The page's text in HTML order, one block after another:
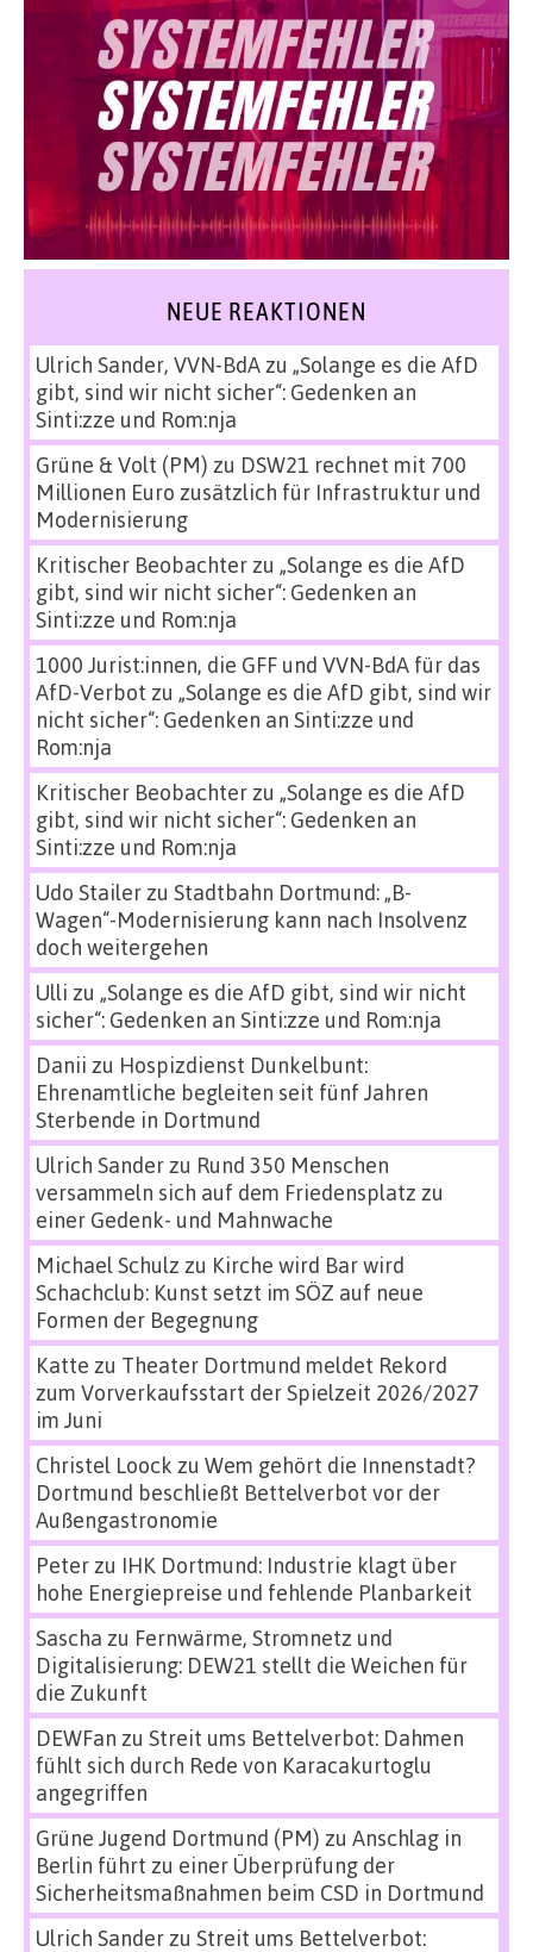
NEUE REAKTIONEN
Ulrich Sander, VVN-BdAzu „Solange es die AfD
gibt, sind wir nicht sicher“: Gedenken an
Sinti:zze und Rom:nja
Grüne & Volt (PM) zu DSW21 rechnet mit 700
Millionen Euro zusätzlich für Infrastruktur und
Modernisierung
Kritischer Beobachterzu „Solange es die AfD
gibt, sind wir nicht sicher“: Gedenken an
Sinti:zze und Rom:nja
1000 Jurist:innen, die GFF und VVN-BdA für das
AfD-Verbot zu „Solange es die AfD gibt, sind wir
nicht sicher“: Gedenken an Sinti:zze und
Rom:nja
Kritischer Beobachterzu „Solange es die AfD
gibt, sind wir nicht sicher“: Gedenken an
Sinti:zze und Rom:nja
Udo Stailerzu Stadtbahn Dortmund: „B-
Wagen“-Modernisierung kann nach Insolvenz
doch weitergehen
Ulli zu „Solange es die AfD gibt, sind wir nicht
sicher“: Gedenken an Sinti:zze und Rom:nja
Danii zu Hospizdienst Dunkelbunt:
Ehrenamtliche begleiten seit fünf Jahren
Sterbende in Dortmund
Ulrich Sanderzu Rund 350 Menschen
versammeln sich auf dem Friedensplatz zu
einer Gedenk- und Mahnwache
Michael Schulz zu Kirche wird Bar wird
Schachclub: Kunst setzt im SÖZ auf neue
Formen der Begegnung
Katte zu Theater Dortmund meldet Rekord
zum Vorverkaufsstart der Spielzeit 2026/2027
im Juni
Christel Loock zu Wem gehört die Innenstadt?
Dortmund beschließt Bettelverbot vor der
Außengastronomie
Peterzu IHK Dortmund: Industrie klagt über
hohe Energiepreise und fehlende Planbarkeit
Sascha zu Fernwärme, Stromnetz und
Digitalisierung: DEW21 stellt die Weichen für
die Zukunft
DEWFan zu Streit ums Bettelverbot: Dahmen
fühlt sich durch Rede von Karacakurtoglu
angegriffen
Grüne Jugend Dortmund (PM) zu Anschlag in
Berlin führt zu einer Überprüfung der
Sicherheitsmaßnahmen beim CSD in Dortmund
Ulrich Sanderzu Streit ums Bettelverbot: